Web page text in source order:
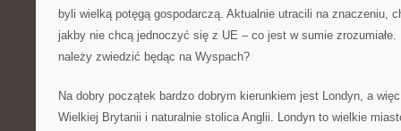
byli wielką potęgą gospodarczą. Aktualnie utracili na znaczeniu,
jakby nie chcą jednoczyć się z UE – co jest w sumie
należy zwiedzić będąc na Wyspach?
Na dobry początek bardzo dobrym kierunkiem jest Londyn, a
Wielkiej Brytanii i naturalnie stolica Anglii. Londyn to wielkie